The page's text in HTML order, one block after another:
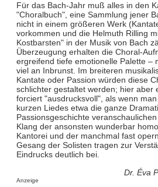
Für das Bach-Jahr muß alles in den
"Choralbuch", eine Sammlung jener
nicht in einem größeren Werk
vorkommen und die Helmuth Rilling
Kostbarsten" in der Musik von Bach
Überzeugung erhalten die Choral-
ergreifend tiefe emotionelle Palette –
viel an Inbrunst. Im breiteren
Kantate oder Passion würden diese
schlichter gestaltet werden; hier aber
forciert "ausdrucksvoll", als wenn
kurzen Liedes etwa die ganze
Passionsgeschichte
Klang der ansonsten wunderbar
Kantorei und der manchmal fast
Gesang der Solisten tragen zur
Eindrucks deutlich bei.
Dr. Éva
Anzeige